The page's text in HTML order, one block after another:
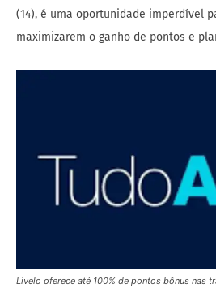
(14), é uma oportunidade imperdível
maximizarem o ganho de pontos e
Livelo oferece até 100% de pontos bônus nas